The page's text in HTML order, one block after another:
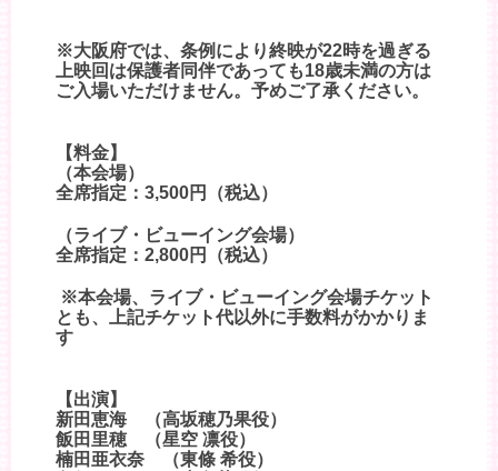
※大阪府では、条例により終映が22時を過ぎる
上映回は保護者同伴であっても18歳未満の方は
ご入場いただけません。予めご了承ください。
【料金】
（本会場）
全席指定：3,500円（税込）
（ライブ・ビューイング会場）
全席指定：2,800円（税込）
※本会場、ライブ・ビューイング会場チケット
とも、上記チケット代以外に手数料がかかりま
す
【出演】
新田恵海 （高坂穂乃果役）
飯田里穂 （星空 凛役）
楠田亜衣奈 （東條 希役）